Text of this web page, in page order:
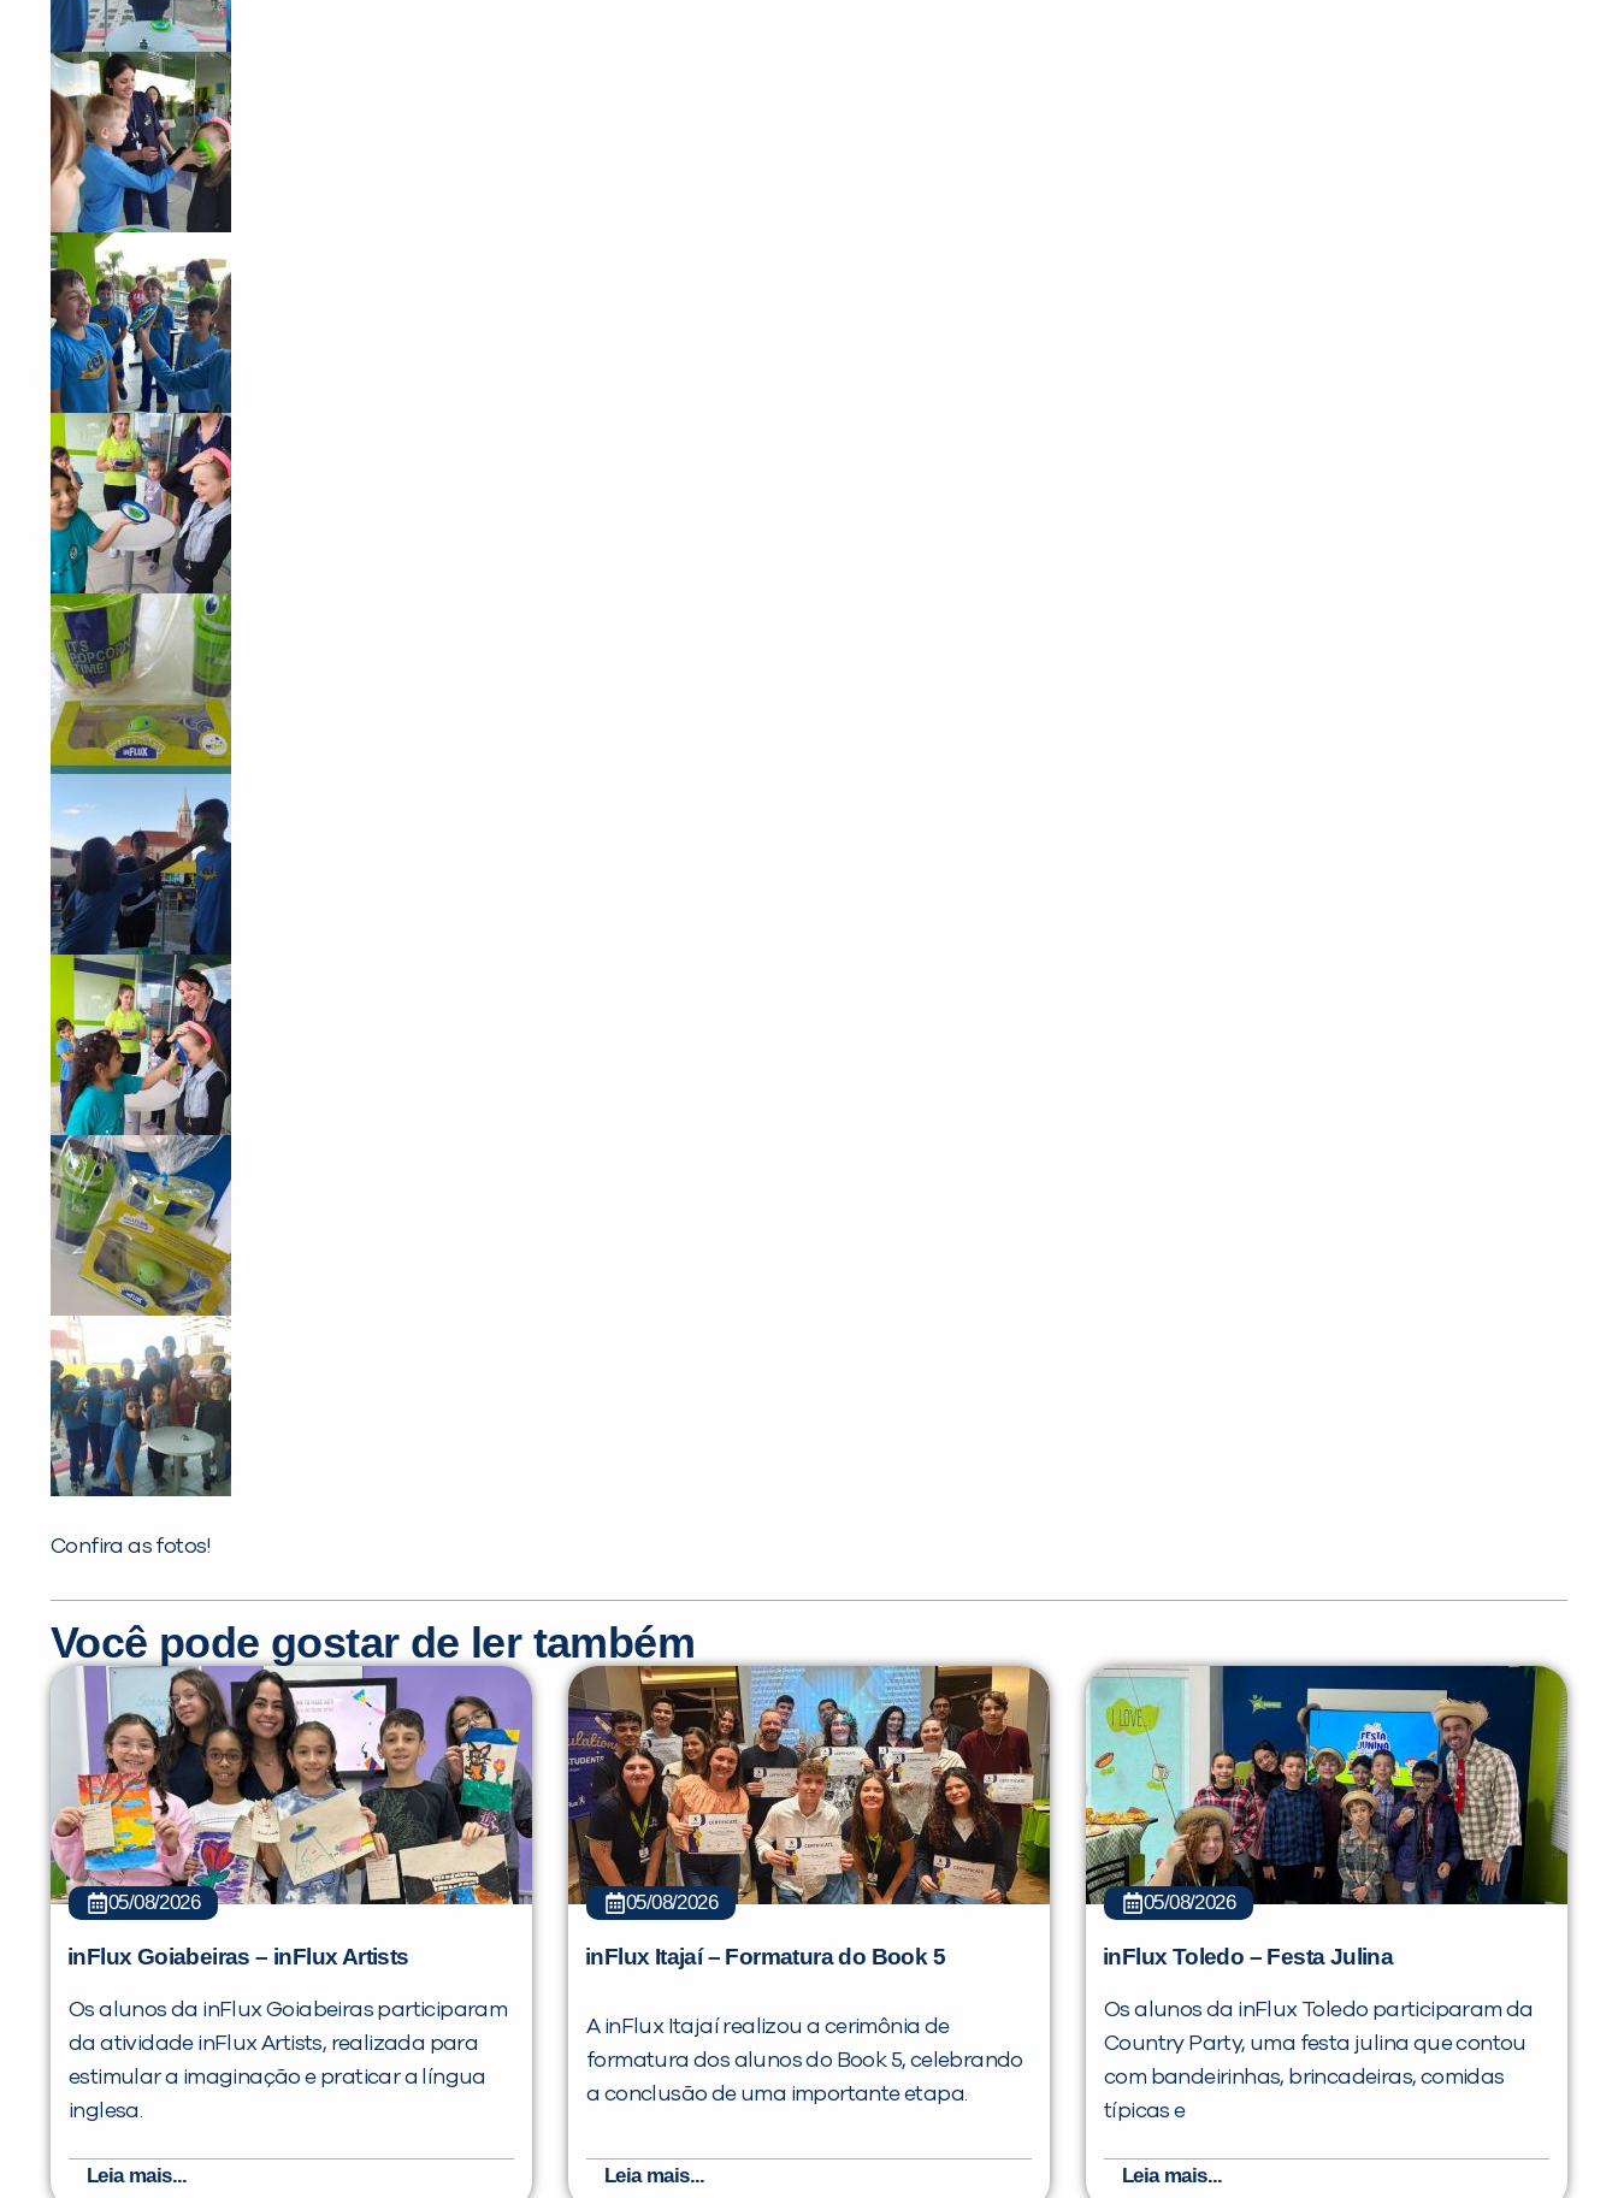
Confira as fotos!
Você pode gostar de ler também
05/08/2026
inFlux Goiabeiras – inFlux Artists
Os alunos da inFlux Goiabeiras participaram
da atividade inFlux Artists, realizada para
estimular a imaginação e praticar a língua
inglesa.
Leia mais...
05/08/2026
inFlux Itajaí – Formatura do Book 5
A inFlux Itajaí realizou a cerimônia de
formatura dos alunos do Book 5, celebrando
a conclusão de uma importante etapa.
Leia mais...
05/08/2026
inFlux Toledo – Festa Julina
Os alunos da inFlux Toledo participaram da
Country Party, uma festa julina que contou
com bandeirinhas, brincadeiras, comidas
típicas e
Leia mais...
PEÇA UMA DEMONSTRAÇÃO DE MÉTODO